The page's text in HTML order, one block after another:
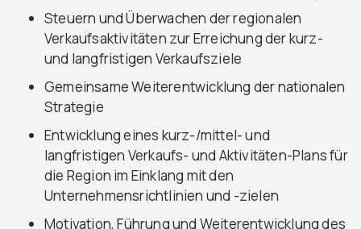
Steuern und Überwachen der regionalen
Verkaufsaktivitäten zur Erreichung der kurz-
und langfristigen Verkaufsziele
Gemeinsame Weiterentwicklung der nationalen
Strategie
Entwicklung eines kurz-/mittel- und
langfristigen Verkaufs- und Aktivitäten-Plans für
die Region im Einklang mit den
Unternehmensrichtlinien und -zielen
Motivation, Führung und Weiterentwicklung des